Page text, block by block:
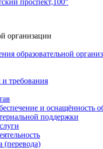
проспект,100"
организации
образовательной
требования
и оснащённость
поддержки
(перевода)